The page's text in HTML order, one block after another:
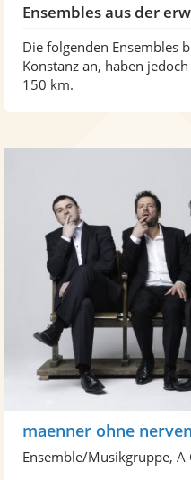
Ensembles aus der
Die folgenden Ensembles
Konstanz an, haben
150 km.
maenner ohne nerven